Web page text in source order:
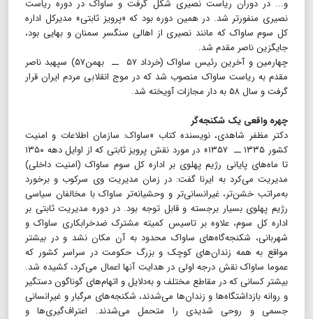
و... در دوران ریاست نصیری شکل گرفت و ساواک در دوره ریاست
نصیری منفورتر شد. در همین دوره بود که «پرویز ثابتی» مدیرکل اداره
کل سوم ساواک که مانند نصیری از اهالی سنگسر سمنان و بهایی بود،
جایگزین ناصر مقدم شد.
چهارمین و آخرین رئیس ساواک (خرداد ۵۷ ــ بهمن۵۷) سپهبد ناصر
مقدم به ریاست ساواک منصوب شد که در موج انقلابی مردم ایران قرار
گرفت و سال ۵۸ به دار مجازات آویخته شد.
چهره واقعی یک شکنجه‌گر
دکتر مظفر شاهدی، نویسنده کتاب «ساواک: سازمان اطلاعات و امنیت
کشور ۱۳۳۵ ــ ۱۳۵۷» در مورد نقش پرویز ثابتی که از اوایل دهه ۱۳۵۰
تا ماه‌های پایانی رژیم پهلوی بر اداره کل سوم ساواک (امنیت داخلی)
مدیریت می‌کرد به ایرنا گفت: در زمان مدیریت وی سرکوب و برخورد
به‌‌مراتب خشن‌تر، غیرانسانی‌تر و وحشیانه‌تر ساواک با مخالفان سیاسی
رژیم پهلوی بسیار برجسته و قابل توجه بود. در دوره مدیریت ثابتی بر
اداره کل سوم، علاوه بر تاسیس کمیته مشترک ضدخرابکاری ساواک و
شهربانی، شکنجه‌گاه‌های ساواک محدود به آن مکان نشد و در بیشتر
مواقع به‌ همه زندان‌های کوچک و بزرگ حکومت در سراسر کشور که
عموما ساواک نقش درجه اولی در هدایت آنها اعمال می‌کرد، کشیده شد.
بیشتر کسانی که در مقاطع مختلف و به‌دلایل و اتهام‌های گوناگون دستگیر
و روانه بازداشتگاه‌ها و زندان‌ها می‌شدند، شکنجه‌های مرگبار و غیرانسانی
جسمی و روحی شدیدی را متحمل می‌شدند. اعتراف‌گیری‌ها و